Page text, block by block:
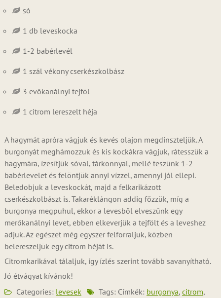
só
1 db leveskocka
1-2 babérlevél
1 szál vékony cserkészkolbász
3 evőkanálnyi tejföl
1 citrom lereszelt héja
A hagymát apróra vágjuk és kevés olajon megdinszteljük. A
burgonyát meghámozzuk és kis kockákra vágjuk, rátesszük a
hagymára, ízesítjük sóval, tárkonnyal, mellé teszünk 1-2
babérlevelet és felöntjük annyi vízzel, amennyi jól ellepi.
Beledobjuk a leveskockát, majd a felkarikázott
cserkészkolbászt is. Takaréklángon addig főzzük, míg a
burgonya megpuhul, ekkor a levesből elveszünk egy
merőkanálnyi levet, ebben elkeverjük a tejfölt és a leveshez
adjuk. Az egészet még egyszer felforraljuk, közben
belereszeljük egy citrom héját is.
Citromkarikával tálaljuk, így ízlés szerint tovább savanyítható.
Jó étvágyat kívánok!
Categories: levesek Tags: Címkék: burgonya, citrom,